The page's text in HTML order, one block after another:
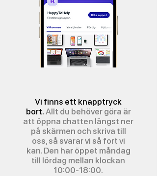
Vi finns ett knapptryck
bort. Allt du behöver göra är
att öppna chatten längst ner
på skärmen och skriva till
oss, så svarar vi så fort vi
kan. Den har öppet måndag
till lördag mellan klockan
10:00-18:00.